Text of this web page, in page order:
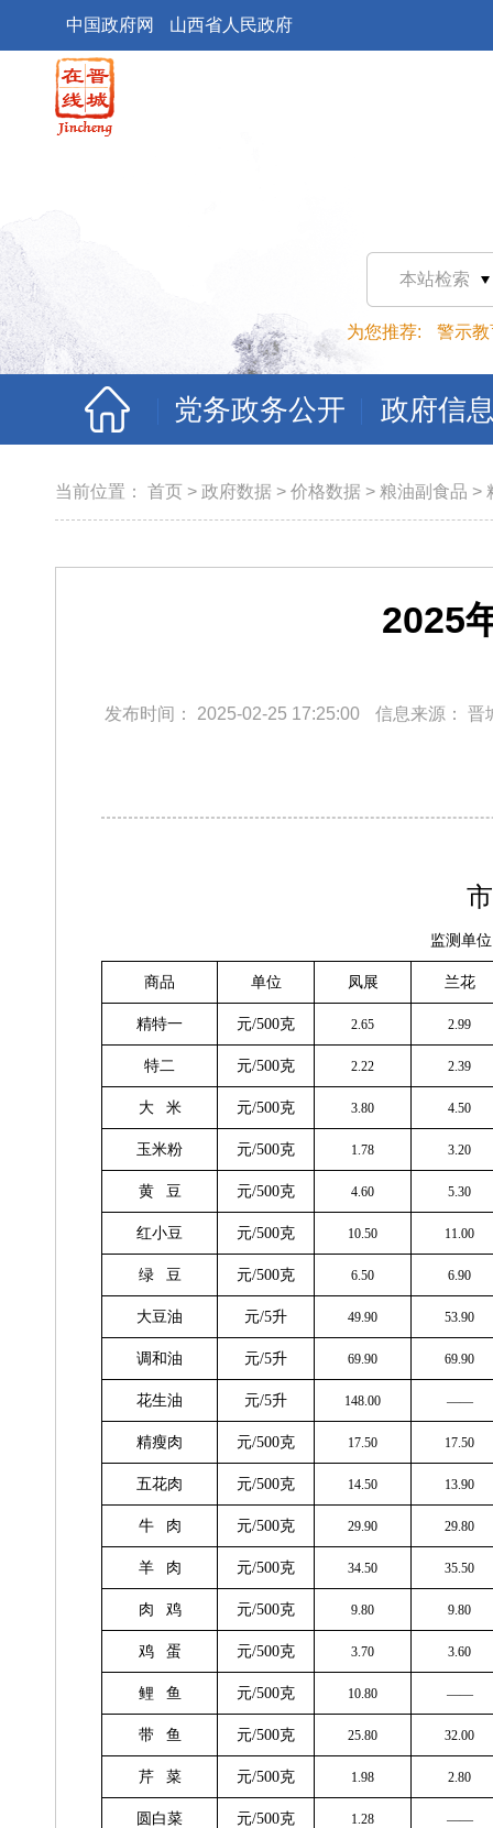
中国政府网 山西省人民政府
本站检索
为您推荐: 警示教
党务政务公开 政府信
当前位置： 首页 > 政府数据 > 价格数据 > 粮油副食品 >
2025
发布时间： 2025-02-25 17:25:00 信息来源： 晋
监测单
商品 单位 凤展 兰花
精特一 元/500克 2.65 2.99
特二 元/500克 2.22 2.39
大 米 元/500克 3.80 4.50
玉米粉 元/500克 1.78 3.20
黄 豆 元/500克 4.60 5.30
红小豆 元/500克 10.50 11.00
绿 豆 元/500克 6.50 6.90
大豆油 元/5升 49.90 53.90
调和油 元/5升 69.90 69.90
花生油 元/5升 148.00 ——
精瘦肉 元/500克 17.50 17.50
五花肉 元/500克 14.50 13.90
牛 肉 元/500克 29.90 29.80
羊 肉 元/500克 34.50 35.50
肉 鸡 元/500克 9.80 9.80
鸡 蛋 元/500克 3.70 3.60
鲤 鱼 元/500克 10.80 ——
带 鱼 元/500克 25.80 32.00
芹 菜 元/500克 1.98 2.80
圆白菜 元/500克 1.28 ——